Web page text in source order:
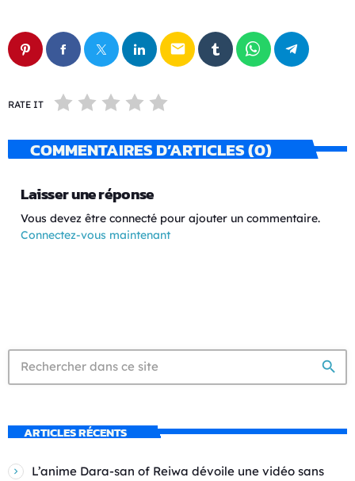
email
RATE IT
COMMENTAIRES D’ARTICLES (0)
Laisser une réponse
Vous devez être connecté pour ajouter un commentaire.
Connectez-vous maintenant
search
ARTICLES RÉCENTS
L’anime Dara-san of Reiwa dévoile une vidéo sans